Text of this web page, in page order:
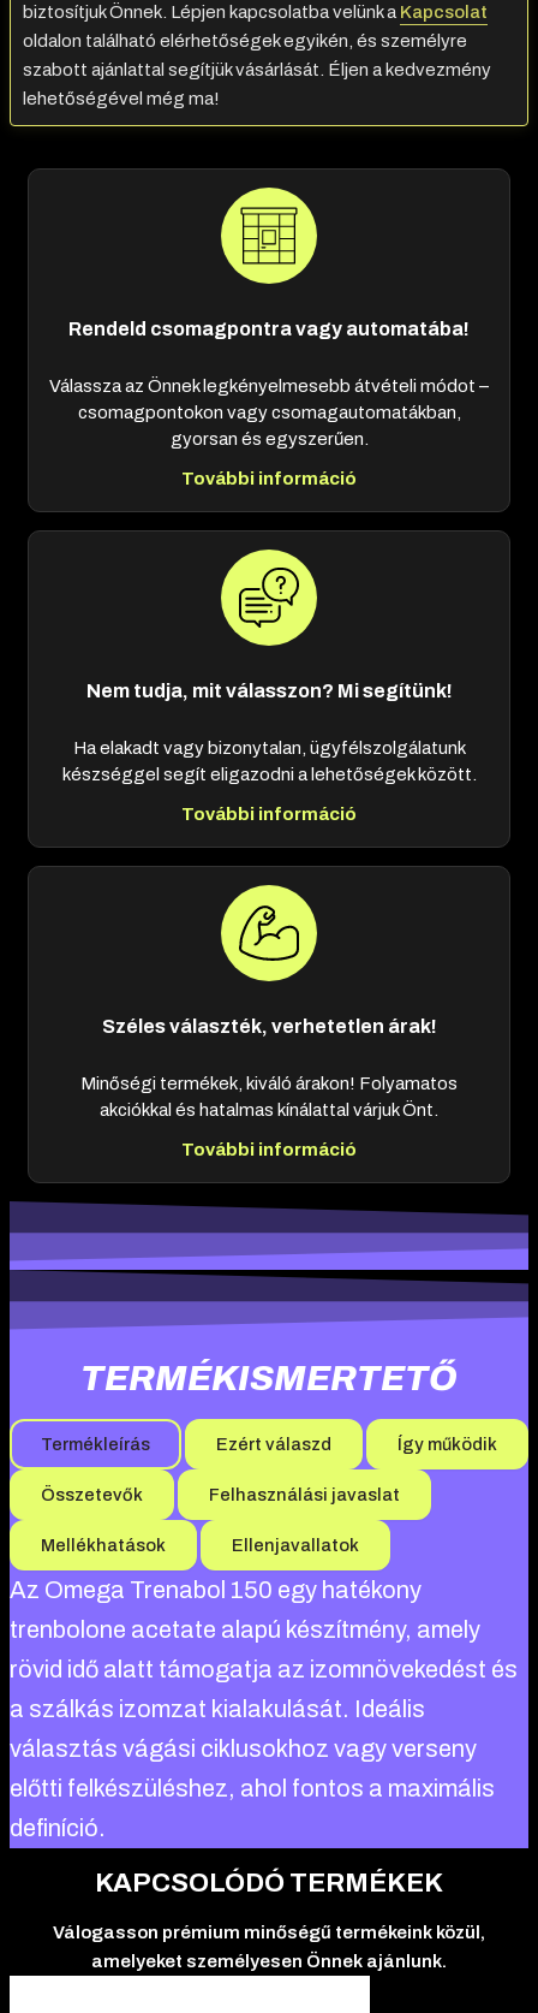
biztosítjuk Önnek. Lépjen kapcsolatba velünk a Kapcsolat
oldalon található elérhetőségek egyikén, és személyre
szabott ajánlattal segítjük vásárlását. Éljen a kedvezmény
lehetőségével még ma!
Rendeld csomagpontra vagy automatába!
Válassza az Önnek legkényelmesebb átvételi módot –
csomagpontokon vagy csomagautomatákban,
gyorsan és egyszerűen.
További információ
Nem tudja, mit válasszon? Mi segítünk!
Ha elakadt vagy bizonytalan, ügyfélszolgálatunk
készséggel segít eligazodni a lehetőségek között.
További információ
Széles választék, verhetetlen árak!
Minőségi termékek, kiváló árakon! Folyamatos
akciókkal és hatalmas kínálattal várjuk Önt.
További információ
TERMÉKISMERTETŐ
Termékleírás Ezért válaszd Így működik
Összetevők Felhasználási javaslat
Mellékhatások Ellenjavallatok
Az Omega Trenabol 150 egy hatékony
trenbolone acetate alapú készítmény, amely
rövid idő alatt támogatja az izomnövekedést és
a szálkás izomzat kialakulását. Ideális
választás vágási ciklusokhoz vagy verseny
előtti felkészüléshez, ahol fontos a maximális
definíció.
KAPCSOLÓDÓ TERMÉKEK
Válogasson prémium minőségű termékeink közül,
amelyeket személyesen Önnek ajánlunk.